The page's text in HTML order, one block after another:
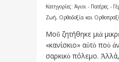
Κατηγορίες: Άγιοι - Πατέρες -
Ζωή, Ορθοδοξία και
Μοῦ ζητήθηκε μιὰ
«κανίσκιο» αὐτὸ ποὺ
σαρκικὸ πόλεμο.